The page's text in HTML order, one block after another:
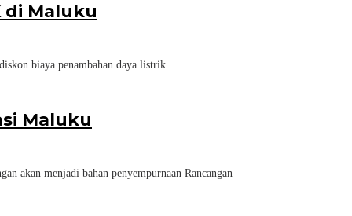
di Maluku
biaya penambahan daya listrik
Maluku
akan menjadi bahan penyempurnaan Rancangan